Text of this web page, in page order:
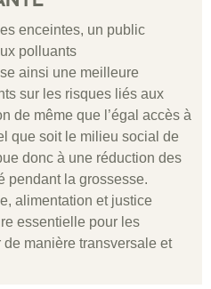
enceintes, un public
polluants
ainsi une meilleure
sur les risques liés aux
de même que l’égal accès à
que soit le milieu social de
donc à une réduction des
pendant la grossesse.
alimentation et justice
essentielle pour les
manière transversale et